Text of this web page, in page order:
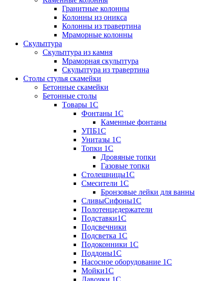
Гранитные колонны
Колонны из оникса
Колонны из травертина
Мраморные колонны
Скульптура
Скульптура из камня
Мраморная скульптура
Скульптура из травертина
Столы стулья скамейки
Бетонные скамейки
Бетонные столы
Tовары 1C
Фонтаны 1C
Каменные фонтаны
УПБ1С
Унитазы 1С
Топки 1С
Дровяные топки
Газовые топки
Столешницы1С
Смесители 1С
Бронзовые лейки для ванны
СливыСифоны1С
Полотенцедержатели
Подставки1С
Подсвечники
Подсветка 1С
Подоконники 1С
Поддоны1С
Насосное оборудование 1С
Мойки1С
Лавочки 1С